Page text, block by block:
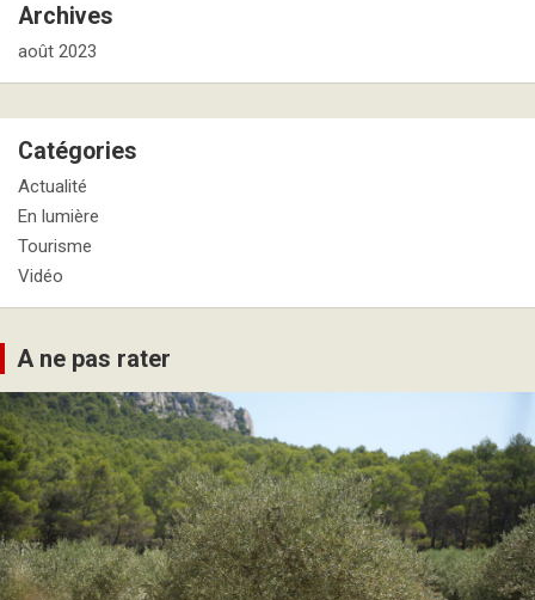
Archives
août 2023
Catégories
Actualité
En lumière
Tourisme
Vidéo
A ne pas rater